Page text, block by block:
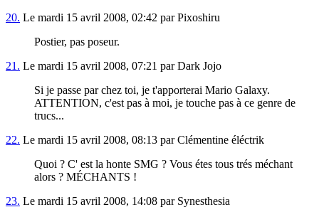
20. Le mardi 15 avril 2008, 02:42 par Pixoshiru
Postier, pas poseur.
21. Le mardi 15 avril 2008, 07:21 par Dark Jojo
Si je passe par chez toi, je t'apporterai Mario Galaxy.
ATTENTION, c'est pas à moi, je touche pas à ce genre de
trucs...
22. Le mardi 15 avril 2008, 08:13 par Clémentine éléctrik
Quoi ? C' est la honte SMG ? Vous étes tous trés méchant
alors ? MÉCHANTS !
23. Le mardi 15 avril 2008, 14:08 par Synesthesia